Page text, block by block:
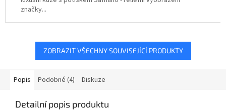
značky...
ZOBRAZIT VŠECHNY SOUVISEJÍCÍ PRODUKTY
Popis Podobné (4) Diskuze
Detailní popis produktu